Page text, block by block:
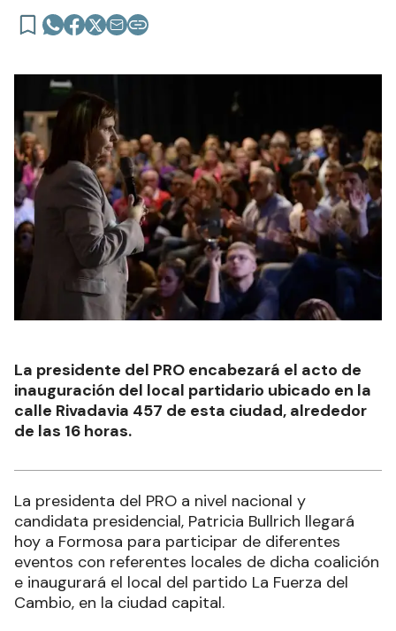
La presidente del PRO encabezará el acto de
inauguración del local partidario ubicado en la
calle Rivadavia 457 de esta ciudad, alrededor
de las 16 horas.
La presidenta del PRO a nivel nacional y
candidata presidencial, Patricia Bullrich llegará
hoy a Formosa para participar de diferentes
eventos con referentes locales de dicha coalición
e inaugurará el local del partido La Fuerza del
Cambio, en la ciudad capital.